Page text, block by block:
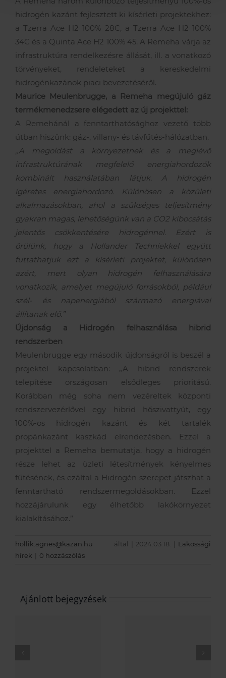
hidrogén kazánt fejlesztett ki kísérleti projektekhez:
a Tzerra Ace H2 100% 28C, a Tzerra Ace H2 100%
34C és a Quinta Ace H2 100% 45. A Remeha várja az
infrastruktúra rendelkezésre állását, ill. a vonatkozó
törvényeket, rendeleteket a kereskedelmi
hidrogénkazánok piaci bevezetéséről.
Maurice Meulenbrugge, a Remeha megújuló gáz
termékmenedzsere elégedett az új projekttel:
A Remehánál a fenntarthatósághoz vezető több
útban hiszünk: gáz-, villany- és távfűtés-hálózatban.
„A megoldást a környezetnek és a meglévő
infrastruktúrának megfelelő energiahordozók
kombinált használatában látjuk. A hidrogén
ígéretes energiahordozó. Különösen a közületi
alkalmazásokban, ahol a szükséges teljesítmény
gyakran magas, lehetőségünk van a CO2 kibocsátás
jelentős csökkentésére hidrogénnel. Ezért is
örülünk, hogy a Hollander Techniekkel együtt
futtathatjuk ezt a kísérleti projektet, különösen
azért, mert olyan hidrogén felhasználására
vonatkozik, amelyet megújuló forrásokból, például
szél- és napenergiából származó energiával
állítanak elő.”
Újdonság a Hidrogén felhasználása hibrid
rendszerben
Meulenbrugge egy második újdonságról is beszél a
projektel kapcsolatban: „A hibrid rendszerek
telepítése országosan elsődleges prioritású.
Korábban még soha nem vezéreltek központi
rendszervezérlővel egy hibrid hőszivattyút, egy
100%-os hidrogén kazánt és két tartalék
propánkazánt kaszkád elrendezésben. Ezzel a
projekttel a Remeha bemutatja, hogy a hidrogén
része lehet az üzleti létesítmények kényelmes
fűtésének, és ezáltal a Hidrogén szerepet játszhat a
fenntartható rendszermegoldásokban. Ezzel
hozzájárulunk egy élhetőbb lakókörnyezet
kialakításához.”
hollik.agnes@kazan.hu által 2024.03.18.
Lakossági
hírek
0 hozzászólás
Ajánlott bejegyzések
Új,